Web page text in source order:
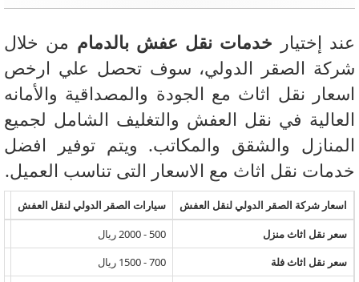
إختيارخدمات نقل عفش بالدماممن خلال
الصقر الدولي، سوف تحصل علي ارخص
نقل اثاث مع الجودة والمصداقية والأمانه
في نقل العفش والتغليف الشامل لجميع
والشقق والمكاتب. ويتم توفير افضل
نقل اثاث مع الاسعار التى تناسب العميل.
شركة الصقر الدولي لنقل العفش سيارات الصقر الدولي لنقل العفش
نقل
نقل اثاث منزل
500 - 2000 ريال
نقل اثاث فلة
700 - 1500 ريال